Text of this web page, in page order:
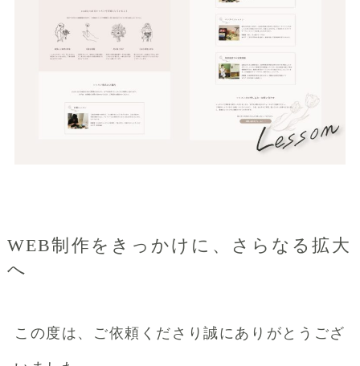
WEB制作をきっかけに、さらなる拡大
へ
この度は、ご依頼くださり誠にありがとうござ